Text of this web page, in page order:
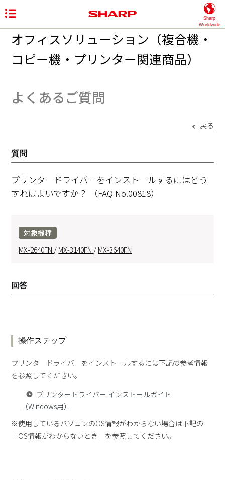
Sharp
Worldwide
オフィスソリューション（複合機・
コピー機・プリンター関連商品）
よくあるご質問
戻る
質問
プリンタードライバーをインストールするにはどう
すればよいですか？
（FAQ No.00818）
対象機種
MX-2640FN / MX-3140FN / MX-3640FN
回答
操作ステップ
プリンタードライバーをインストールするには下記の参考情報
を参照してください。
プリンタードライバー インストールガイド
（Windows用）
※使用しているパソコンのOS情報がわからない場合は下記の
「OS情報がわからないとき」を参照してください。